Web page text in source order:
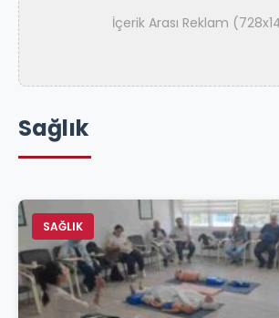
İçerik Arası Reklam
Sağlık
SAĞLIK